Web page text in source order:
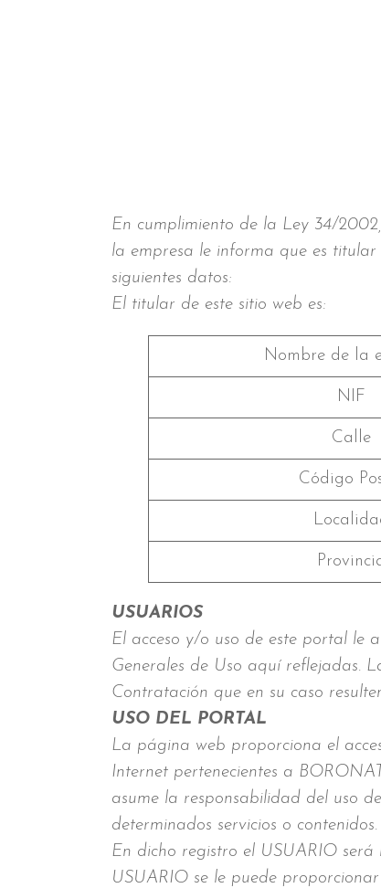
En cumplimiento de la Ley 34/
la empresa le informa que es
siguientes datos:
El titular de este sitio web es:
Nombre de la
NIF
Calle
Código
USUARIOS
El acceso y/o uso de este portal le
Generales de Uso aquí reflejadas.
Contratación que en su caso
USO DEL PORTAL
La página web proporciona el
Internet pertenecientes a
asume la responsabilidad del uso
determinados servicios o contenidos.
En dicho registro el USUARIO
USUARIO se le puede